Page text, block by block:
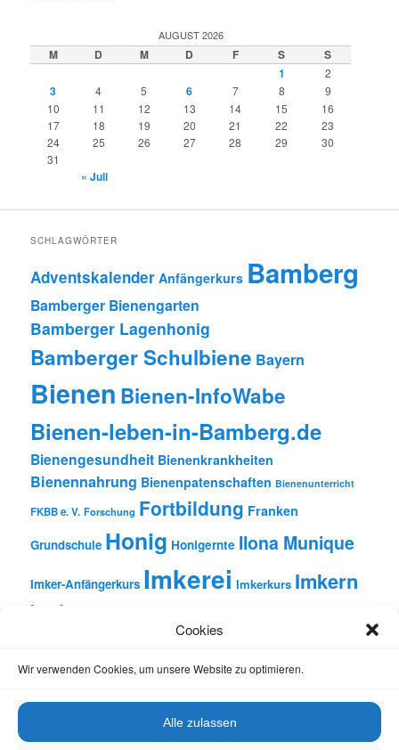
Cookies
Wir verwenden Cookies, um unsere Website zu optimieren.
Alle zulassen
AUGUST 2026
M D M D F S
S
1
2
3 4 5 6 7 8
9
10
11 12 13 14 15
16
17
18 19 20 21 22
23
24
25 26 27 28 29
30
31
« Juli
SCHLAGWÖRTER
Adventskalender Anfängerkurs Bamberg
Bamberger Bienengarten
Bamberger Lagenhonig
Bamberger Schulbiene Bayern
Bienen Bienen-InfoWabe
Bienen-leben-in-Bamberg.de
Bienengesundheit Bienenkrankheiten
Bienennahrung Bienenpatenschaften Bienenunterricht
FKBB e. V. Forschung Fortbildung Franken
Grundschule Honig Honigernte Ilona Munique
Imker-Anfängerkurs Imkerei Imkerkurs Imkern
Insekten
Natur Oberfranken
Unterricht
Vortrag Wachs